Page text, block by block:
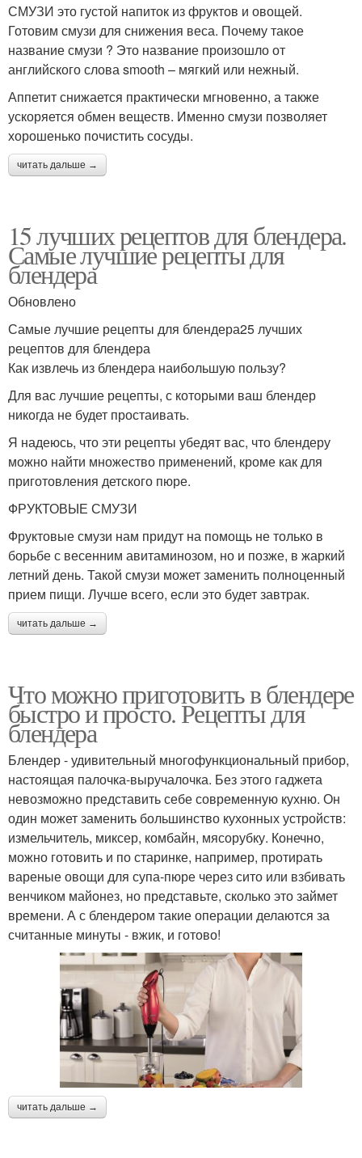
СМУЗИ это густой напиток из фруктов и овощей.
Готовим смузи для снижения веса. Почему такое
название смузи ? Это название произошло от
английского слова smooth – мягкий или нежный.
Аппетит снижается практически мгновенно, а также
ускоряется обмен веществ. Именно смузи позволяет
хорошенько почистить сосуды.
читать дальше →
15 лучших рецептов для блендера.
Самые лучшие рецепты для
блендера
Обновлено
Самые лучшие рецепты для блендера25 лучших
рецептов для блендера
Как извлечь из блендера наибольшую пользу?
Для вас лучшие рецепты, с которыми ваш блендер
никогда не будет простаивать.
Я надеюсь, что эти рецепты убедят вас, что блендеру
можно найти множество применений, кроме как для
приготовления детского пюре.
ФРУКТОВЫЕ СМУЗИ
Фруктовые смузи нам придут на помощь не только в
борьбе с весенним авитаминозом, но и позже, в жаркий
летний день. Такой смузи может заменить полноценный
прием пищи. Лучше всего, если это будет завтрак.
читать дальше →
Что можно приготовить в блендере
быстро и просто. Рецепты для
блендера
Блендер - удивительный многофункциональный прибор,
настоящая палочка-выручалочка. Без этого гаджета
невозможно представить себе современную кухню. Он
один может заменить большинство кухонных устройств:
измельчитель, миксер, комбайн, мясорубку. Конечно,
можно готовить и по старинке, например, протирать
вареные овощи для супа-пюре через сито или взбивать
венчиком майонез, но представьте, сколько это займет
времени. А с блендером такие операции делаются за
считанные минуты - вжик, и готово!
читать дальше →